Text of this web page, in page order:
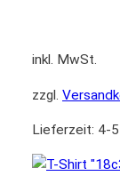
inkl. MwSt.
zzgl.
Lieferzeit: 4-